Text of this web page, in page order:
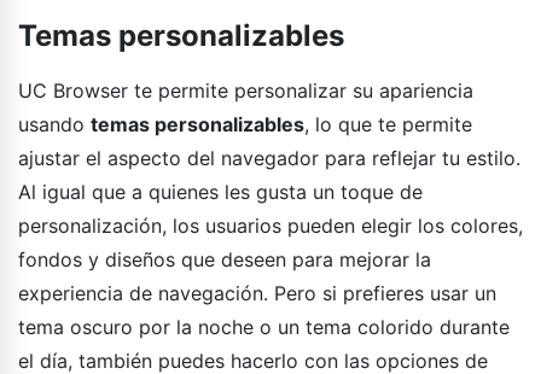
Temas personalizables
UC Browser te permite personalizar su apariencia
usando temas personalizables, lo que te permite
ajustar el aspecto del navegador para reflejar tu estilo.
Al igual que a quienes les gusta un toque de
personalización, los usuarios pueden elegir los colores,
fondos y diseños que deseen para mejorar la
experiencia de navegación. Pero si prefieres usar un
tema oscuro por la noche o un tema colorido durante
el día, también puedes hacerlo con las opciones de